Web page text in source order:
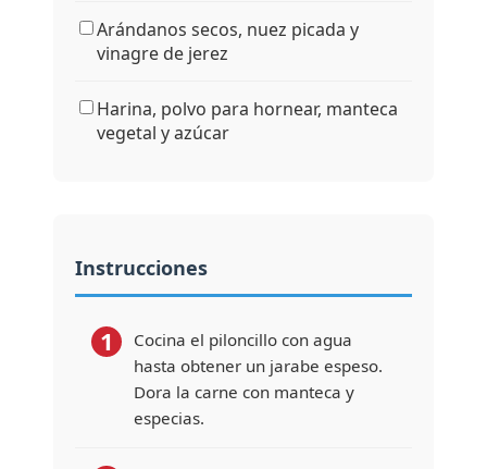
Arándanos secos, nuez picada y
vinagre de jerez
Harina, polvo para hornear, manteca
vegetal y azúcar
Instrucciones
1
Cocina el piloncillo con agua
hasta obtener un jarabe espeso.
Dora la carne con manteca y
especias.